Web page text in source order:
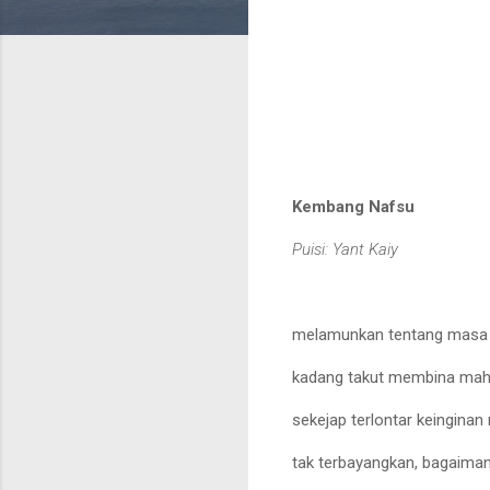
Kembang Nafsu
Puisi: Yant Kaiy
melamunkan tentang
kadang takut membina
sekejap terlontar
tak terbayangkan,